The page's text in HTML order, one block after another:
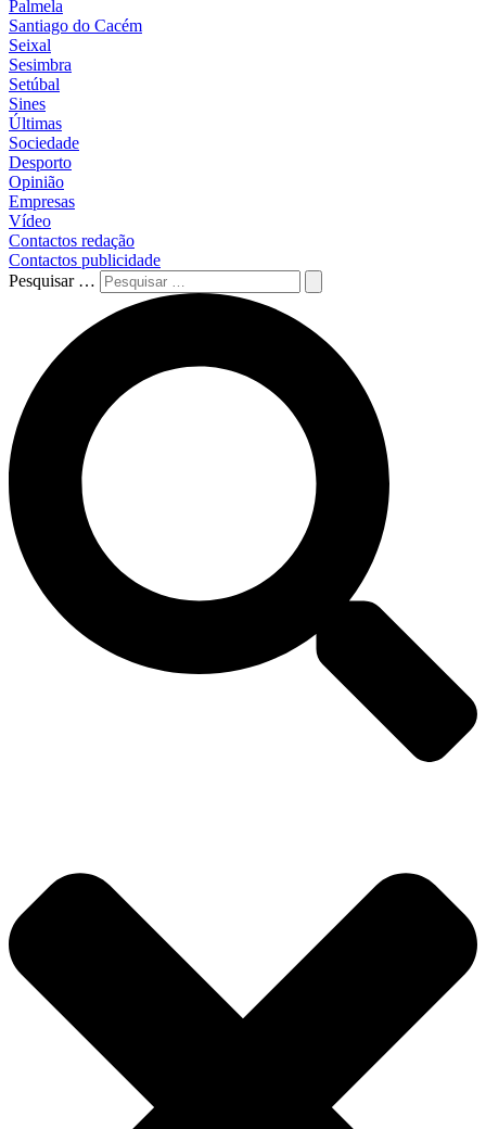
Palmela
Santiago do Cacém
Seixal
Sesimbra
Setúbal
Sines
Últimas
Sociedade
Desporto
Opinião
Empresas
Vídeo
Contactos redação
Contactos publicidade
Pesquisar …